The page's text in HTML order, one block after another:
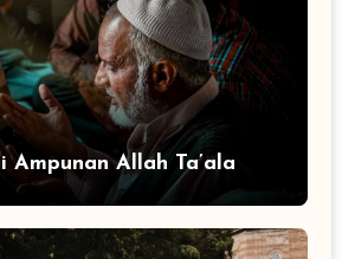
Ampunan Allah Ta’ala